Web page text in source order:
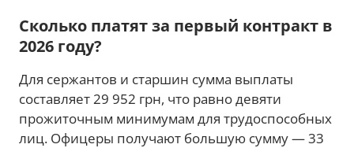
Сколько платят за первый контракт в
2026 году?
Для сержантов и старшин сумма выплаты
составляет 29 952 грн, что равно девяти
прожиточным минимумам для трудоспособных
лиц. Офицеры получают большую сумму — 33